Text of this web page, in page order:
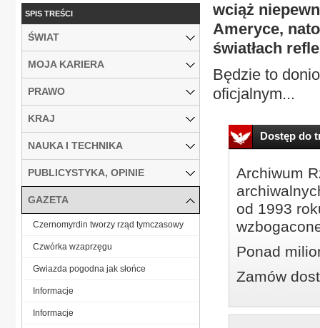
wciąż
Ameryce,
światłach
Będzie to
oficjalnym...
Dostęp do
Archiwum
od 1993
Ponad
Zamów
SPIS TREŚCI
ŚWIAT
MOJA KARIERA
PRAWO
KRAJ
NAUKA I TECHNIKA
PUBLICYSTYKA, OPINIE
GAZETA
Czernomyrdin tworzy rząd tymczasowy
Czwórka wzaprzęgu
Gwiazda pogodna jak słońce
Informacje
Informacje